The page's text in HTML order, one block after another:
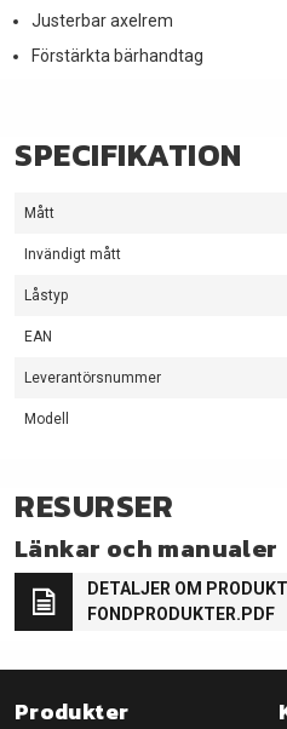
Justerbar axelrem
Förstärkta bärhandtag
SPECIFIKATION
Mått
Invändigt mått
Låstyp
EAN
Leverantörsnummer
Modell
RESURSER
Länkar och manualer
DETALJER OM
FONDPRODUKTER.PDF
Produkter